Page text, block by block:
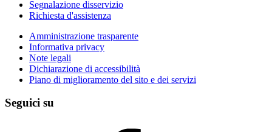
Segnalazione disservizio
Richiesta d'assistenza
Amministrazione trasparente
Informativa privacy
Note legali
Dichiarazione di accessibilità
Piano di miglioramento del sito e dei servizi
Seguici su